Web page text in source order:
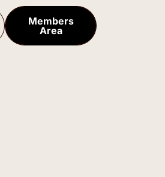
Members
Area